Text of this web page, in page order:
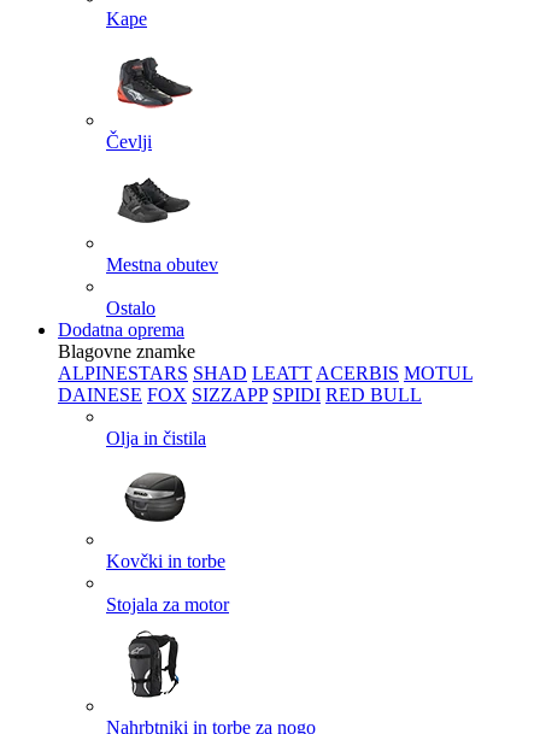
Kape
Čevlji
Mestna obutev
Ostalo
Dodatna oprema
Blagovne znamke
ALPINESTARS SHAD LEATT ACERBIS MOTUL
DAINESE FOX SIZZAPP SPIDI RED BULL
Olja in čistila
Kovčki in torbe
Stojala za motor
Nahrbtniki in torbe za nogo